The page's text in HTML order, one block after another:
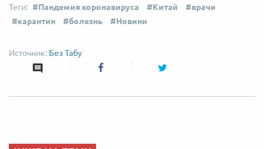
Пандемия коронавируса Китай
врачи
карантин
болезнь Новини
Без Табу